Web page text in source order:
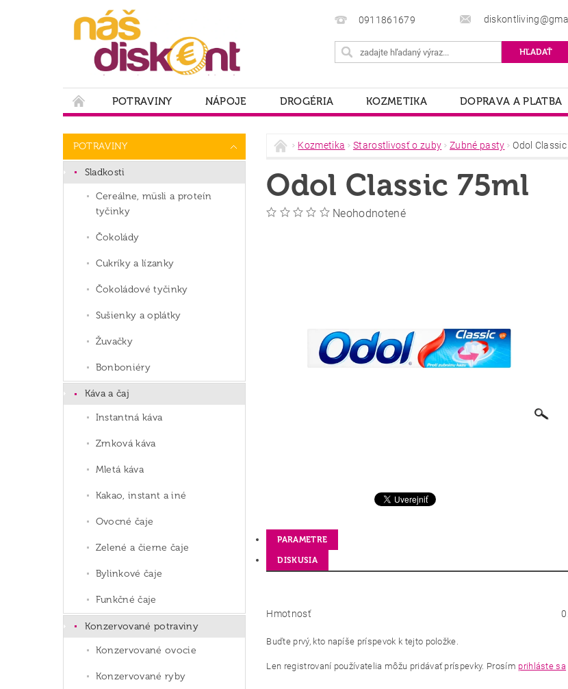
0911861679
POTRAVINY NÁPOJE DROGÉRIA KOZMETIKA DOPRAVA A PLATBA
POTRAVINY
Sladkosti
Cereálne, müsli a proteín
tyčinky
Čokolády
Cukríky a lízanky
Čokoládové tyčinky
Sušienky a oplátky
Žuvačky
Bonboniéry
Káva a čaj
Instantná káva
Zrnková káva
Mletá káva
Kakao, instant a iné
Ovocné čaje
Zelené a čierne čaje
Bylinkové čaje
Funkčné čaje
Konzervované potraviny
Konzervované ovocie
Konzervované ryby
Kozmetika Starostlivosť o zuby Zubné pasty Odol Classic
Odol Classic 75ml
Neohodnotené
PARAMETRE
DISKUSIA
Hmotnosť
Buďte prvý, kto napíše príspevok k tejto položke.
Len registrovaní používatelia môžu pridávať príspevky. Prosím prihláste sa